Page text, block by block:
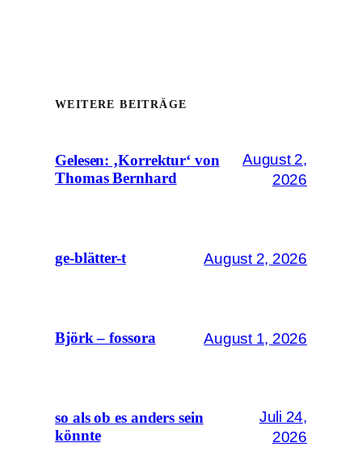
WEITERE BEITRÄGE
Gelesen: ‚Korrektur‘ von
Thomas Bernhard
August 2,
2026
ge-blätter-t August 2, 2026
Björk – fossora August 1, 2026
so als ob es anders sein
könnte
Juli 24,
2026